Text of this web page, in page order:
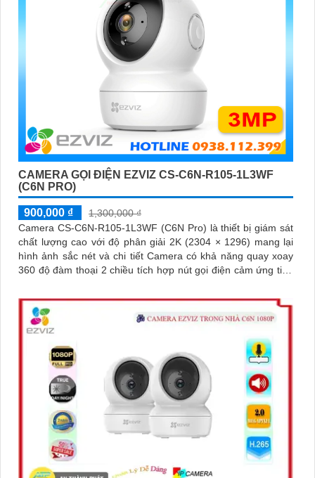
CAMERA GỌI ĐIỆN EZVIZ CS-C6N-R105-1L3WF
(C6N PRO)
900,000 ₫
1,300,000 ₫
Camera CS-C6N-R105-1L3WF (C6N Pro) là thiết bị giám sát
chất lượng cao với độ phân giải 2K (2304 × 1296) mang lại
hình ảnh sắc nét và chi tiết Camera có khả năng quay xoay
360 độ đàm thoại 2 chiều tích hợp nút gọi điện cảm ứng tiện
được trang bị công nghệ phát hiện chuyển động thông minh
tăng cường an ninh cho không gian của bạn. Loại Camera
quan sát Wifi Không Dây CS-C6N-R105-1L3WF 3